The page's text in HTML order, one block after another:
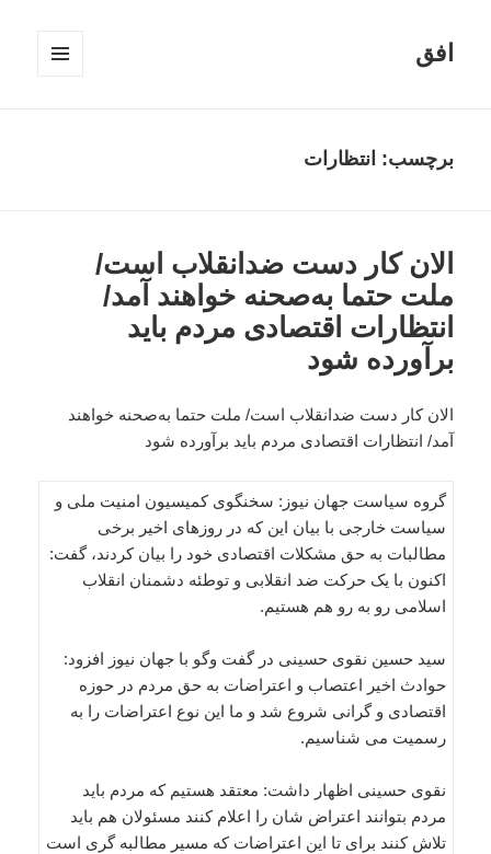
افق
برچسب: انتظارات
الان کار دست ضدانقلاب است/
ملت حتما به‌صحنه خواهند آمد/
انتظارات اقتصادی مردم باید
برآورده شود
الان کار دست ضدانقلاب است/ ملت حتما به‌صحنه خواهند
آمد/ انتظارات اقتصادی مردم باید برآورده شود
گروه سیاست جهان نیوز: سخنگوی کمیسیون امنیت ملی و
سیاست خارجی با بیان این که در روزهای اخیر برخی
مطالبات به حق مشکلات اقتصادی خود را بیان کردند، گفت:
اکنون با یک حرکت ضد انقلابی و توطئه دشمنان انقلاب
اسلامی رو به رو هم هستیم.
سید حسین نقوی حسینی در گفت وگو با جهان نیوز افزود:
حوادث اخیر اعتصاب و اعتراضات به حق مردم در حوزه
اقتصادی و گرانی شروع شد و ما این نوع اعتراضات را به
رسمیت می شناسیم.
نقوی حسینی اظهار داشت: معتقد هستیم که مردم باید
مردم بتوانند اعتراض شان را اعلام کنند مسئولان هم باید
تلاش کنند برای تا این اعتراضات که مسیر مطالبه گری است